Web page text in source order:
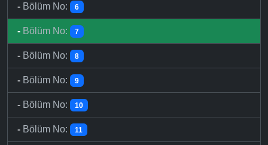
- Bölüm No: 6
- Bölüm No: 7
- Bölüm No: 8
- Bölüm No: 9
- Bölüm No: 10
- Bölüm No: 11